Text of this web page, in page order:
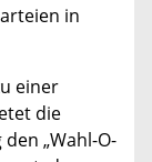
in
einer
die
„Wahl-O-